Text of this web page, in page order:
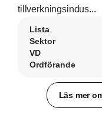
tillverkningsindus...
Lista
Sektor
VD
Ordförande
Läs mer